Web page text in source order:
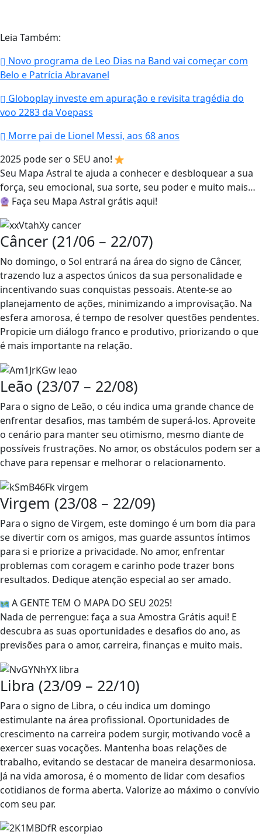
Leia Também:
Novo programa de Leo Dias na Band vai começar com
Belo e Patrícia Abravanel
Globoplay investe em apuração e revisita tragédia do
voo 2283 da Voepass
Morre pai de Lionel Messi, aos 68 anos
2025 pode ser o SEU ano! ​
Seu Mapa Astral te ajuda a conhecer e desbloquear a sua
força, seu emocional, sua sorte, seu poder e muito mais…
Faça seu Mapa Astral grátis aqui!
Câncer (21/06 – 22/07)
No domingo, o Sol entrará na área do signo de Câncer,
trazendo luz a aspectos únicos da sua personalidade e
incentivando suas conquistas pessoais. Atente-se ao
planejamento de ações, minimizando a improvisação. Na
esfera amorosa, é tempo de resolver questões pendentes.
Propicie um diálogo franco e produtivo, priorizando o que
é mais importante na relação.
Leão (23/07 – 22/08)
Para o signo de Leão, o céu indica uma grande chance de
enfrentar desafios, mas também de superá-los. Aproveite
o cenário para manter seu otimismo, mesmo diante de
possíveis frustrações. No amor, os obstáculos podem ser a
chave para repensar e melhorar o relacionamento.
Virgem (23/08 – 22/09)
Para o signo de Virgem, este domingo é um bom dia para
se divertir com os amigos, mas guarde assuntos íntimos
para si e priorize a privacidade. No amor, enfrentar
problemas com coragem e carinho pode trazer bons
resultados. Dedique atenção especial ao ser amado.
A GENTE TEM O MAPA DO SEU 2025!
Nada de perrengue: faça a sua Amostra Grátis aqui! E
descubra as suas oportunidades e desafios do ano, as
previsões para o amor, carreira, finanças e muito mais.
Libra (23/09 – 22/10)
Para o signo de Libra, o céu indica um domingo
estimulante na área profissional. Oportunidades de
crescimento na carreira podem surgir, motivando você a
exercer suas vocações. Mantenha boas relações de
trabalho, evitando se destacar de maneira desarmoniosa.
Já na vida amorosa, é o momento de lidar com desafios
cotidianos de forma aberta. Valorize ao máximo o convívio
com seu par.